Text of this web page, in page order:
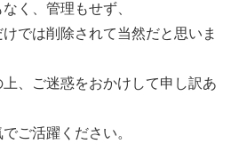
く、管理もせず、
では削除されて当然だと思いま
、ご迷惑をおかけして申し訳あ
ご活躍ください。